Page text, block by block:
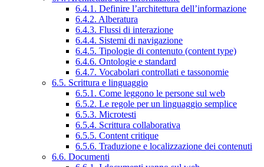
6.4.1. Definire l’architettura dell’informazione
6.4.2. Alberatura
6.4.3. Flussi di interazione
6.4.4. Sistemi di navigazione
6.4.5. Tipologie di contenuto (content type)
6.4.6. Ontologie e standard
6.4.7. Vocabolari controllati e tassonomie
6.5. Scrittura e linguaggio
6.5.1. Come leggono le persone sul web
6.5.2. Le regole per un linguaggio semplice
6.5.3. Microtesti
6.5.4. Scrittura collaborativa
6.5.5. Content critique
6.5.6. Traduzione e localizzazione dei contenuti
6.6. Documenti